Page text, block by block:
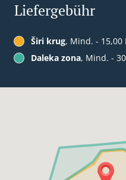
Liefergebühr
Širi krug, Mind. - 15,00
Daleka zona, Mind. -